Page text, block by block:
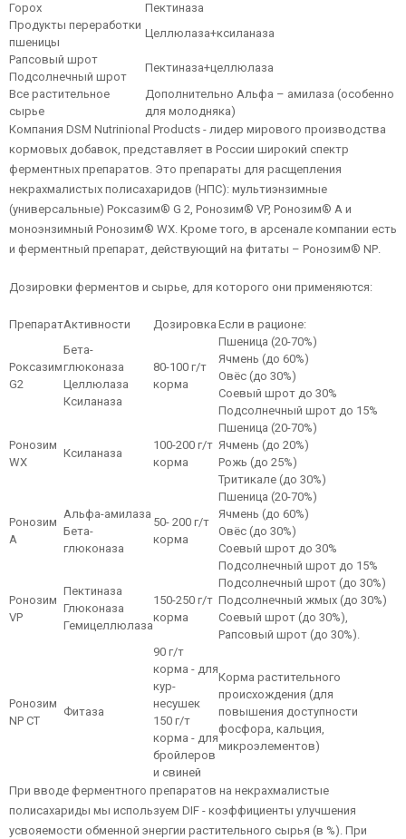
Горох
Пектиназа
Продукты переработки
пшеницы
Целлюлаза+ксиланаза
Рапсовый шрот
Подсолнечный шрот
Пектиназа+целлюлаза
Все растительное
сырье
Дополнительно Альфа – амилаза (особенно
для молодняка)
Компания DSM Nutrinional Products - лидер мирового производства
кормовых добавок, представляет в России широкий спектр
ферментных препаратов. Это препараты для расщепления
некрахмалистых полисахаридов (НПС): мультиэнзимные
(универсальные) Роксазим® G 2, Ронозим® VP, Ронозим® A и
моноэнзимный Ронозим® WX. Кроме того, в арсенале компании есть
и ферментный препарат, действующий на фитаты – Ронозим® NР.
Дозировки ферментов и сырье, для которого они применяются:
ПрепаратАктивности Дозировка Если в рационе:
Роксазим
G2
Бета-
глюконаза
Целлюлаза
Ксиланаза
80-100 г/т
корма
Пшеница (20-70%)
Ячмень (до 60%)
Овёс (до 30%)
Соевый шрот до 30%
Подсолнечный шрот до 15%
Ронозим
WX
Ксиланаза
100-200 г/т
корма
Пшеница (20-70%)
Ячмень (до 20%)
Рожь (до 25%)
Тритикале (до 30%)
Ронозим
A
Альфа-амилаза
Бета-
глюконаза
50- 200 г/т
корма
Пшеница (20-70%)
Ячмень (до 60%)
Овёс (до 30%)
Соевый шрот до 30%
Подсолнечный шрот до 15%
Ронозим
VP
Пектиназа
Глюконаза
Гемицеллюлаза
150-250 г/т
корма
Подсолнечный шрот (до 30%)
Подсолнечный жмых (до 30%)
Соевый шрот (до 30%),
Рапсовый шрот (до 30%).
Ронозим
NР CT
Фитаза
90 г/т
корма - для
кур-
несушек
150 г/т
корма - для
бройлеров
и свиней
Корма растительного
происхождения (для
повышения доступности
фосфора, кальция,
микроэлементов)
При вводе ферментного препаратов на некрахмалистые
полисахариды мы используем DIF - коэффициенты улучшения
усвояемости обменной энергии растительного сырья (в %). При